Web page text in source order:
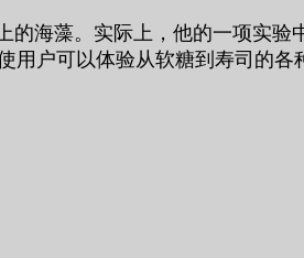
海藻。实际上，他的一项实
户可以体验从软糖到寿司的各